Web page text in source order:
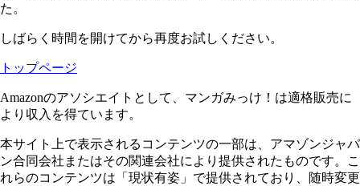
た。
しばらく時間を開けてから再度お試しください。
トップページ
Amazonのアソシエイトとして、マンガみっけ！は適格販売に
より収入を得ています。
本サイト上で表示されるコンテンツの一部は、アマゾンジャパ
ン合同会社またはその関連会社により提供されたものです。こ
れらのコンテンツは「現状有姿」で提供されており、随時変更